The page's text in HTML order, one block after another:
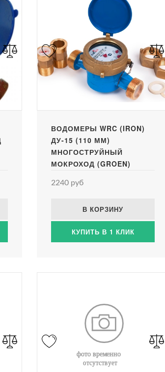
ВОДОМЕРЫ WRC (IRON)
ДУ-15 (110 ММ)
МНОГОСТРУЙНЫЙ
МОКРОХОД (GROEN)
2240 руб
В КОРЗИНУ
КУПИТЬ В 1 КЛИК